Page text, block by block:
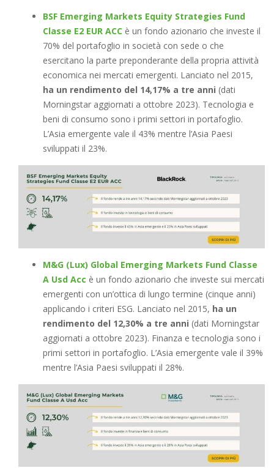
BSF Emerging Markets Equity Strategies Fund
Classe E2 EUR ACC è un fondo azionario che investe il
70% del portafoglio in società con sede o che
esercitano la parte preponderante della propria attività
economica nei mercati emergenti. Lanciato nel 2015,
ha un rendimento del 14,17% a tre anni (dati
Morningstar aggiornati a ottobre 2023). Tecnologia e
beni di consumo sono i primi settori in portafoglio.
L’Asia emergente vale il 43% mentre l’Asia Paesi
sviluppati il 23%.
M&G (Lux) Global Emerging Markets Fund Classe
A Usd Acc è un fondo azionario che investe sui mercati
emergenti con un’ottica di lungo termine (cinque anni)
applicando i criteri ESG. Lanciato nel 2015, ha un
rendimento del 12,30% a tre anni (dati Morningstar
aggiornati a ottobre 2023). Finanza e tecnologia sono i
primi settori in portafoglio. L’Asia emergente vale il 39%
mentre l’Asia Paesi sviluppati il 28%.